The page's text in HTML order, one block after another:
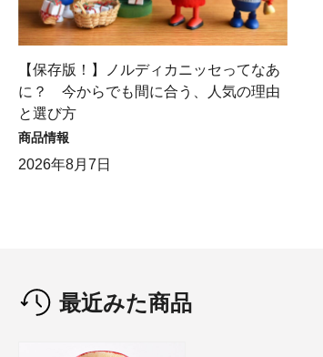
【保存版！】ノルディカニッセってなあ
に？ 今からでも間に合う、人気の理由
と選び方
商品情報
2026年8月7日
最近みた商品